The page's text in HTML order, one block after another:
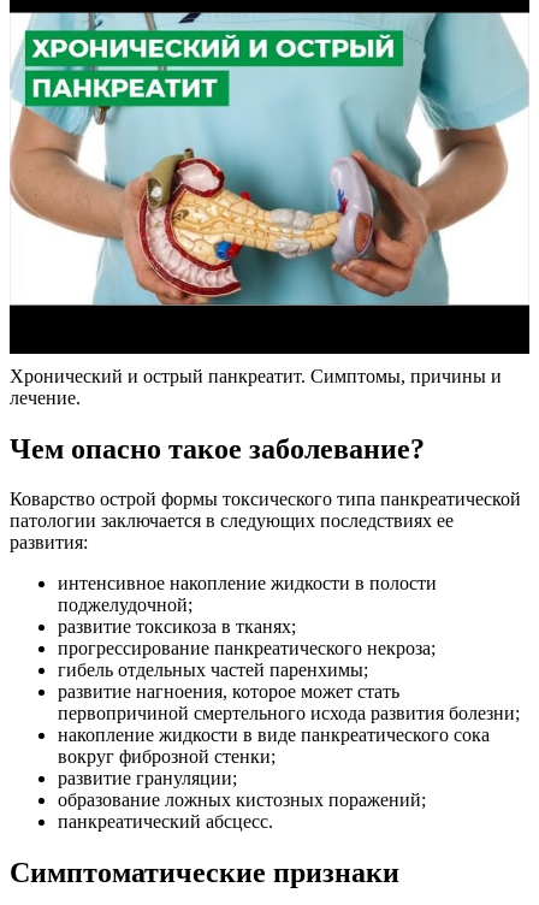
Хронический и острый панкреатит. Симптомы, причины и
лечение.
Чем опасно такое заболевание?
Коварство острой формы токсического типа панкреатической
патологии заключается в следующих последствиях ее
развития:
интенсивное накопление жидкости в полости
поджелудочной;
развитие токсикоза в тканях;
прогрессирование панкреатического некроза;
гибель отдельных частей паренхимы;
развитие нагноения, которое может стать
первопричиной смертельного исхода развития болезни;
накопление жидкости в виде панкреатического сока
вокруг фиброзной стенки;
развитие грануляции;
образование ложных кистозных поражений;
панкреатический абсцесс.
Симптоматические признаки